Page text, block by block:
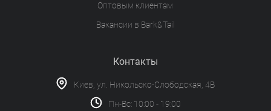
Оптовым клиентам
Вакансии в Bark&Tail
Контакты
Киев, ул. Никольско-Слободская, 4В
Пн-Вс: 10:00 - 19:00